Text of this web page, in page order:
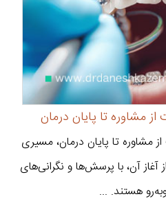
مشاوره تا پایان درمان
مشاوره تا پایان درمان، مسیری
آغاز آن، با پرسش‌ها و نگرانی‌های
هستند. ...